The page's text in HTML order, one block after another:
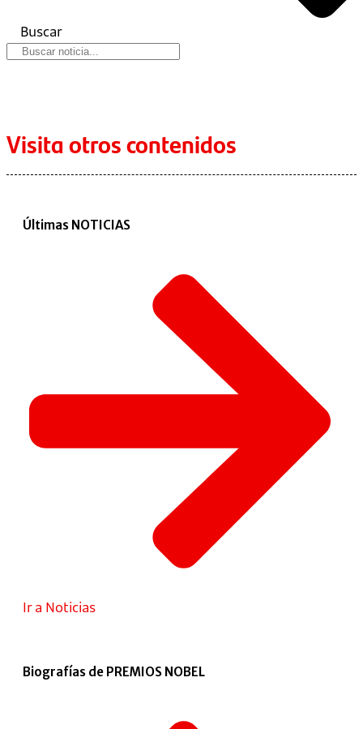
Buscar
Visita otros contenidos
Últimas NOTICIAS
Ir a Noticias
Biografías de PREMIOS NOBEL